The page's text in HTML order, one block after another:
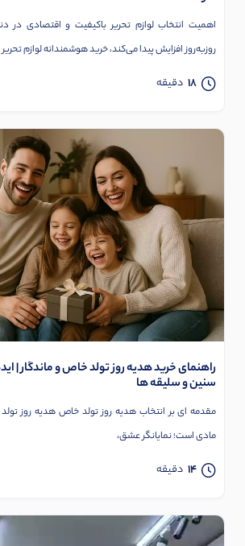
اهمیت انتخاب لوازم تحریر باکیفیت و اقتصادی در
روزبه‌روز افزایش پیدا می‌کند، خرید هوشمندانه لوازم تحریر
18 دقیقه
راهنمای خرید هدیه روز تولد خاص و ماندگار |
سنین و سلیقه‌ ها
مقدمه‌ ای بر انتخاب هدیه روز تولد خاص هدیه روز
مادی است؛ نمایانگر عشق،
14 دقیقه